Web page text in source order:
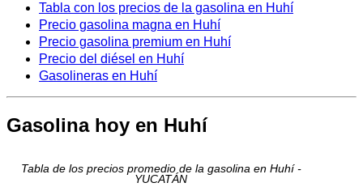
Tabla con los precios de la gasolina en Huhí
Precio gasolina magna en Huhí
Precio gasolina premium en Huhí
Precio del diésel en Huhí
Gasolineras en Huhí
Gasolina hoy en Huhí
Tabla de los precios promedio de la gasolina en Huhí -
YUCATÁN